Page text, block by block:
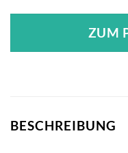
ZUM
BESCHREIBUNG